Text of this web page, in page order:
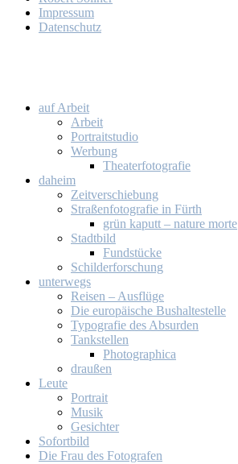
Im­pres­sum
Da­ten­schutz
auf Ar­beit
Ar­beit
Por­trait­stu­dio
Wer­bung
Thea­ter­fo­to­gra­fie
da­heim
Zeit­ver­schie­bung
Stra­ßen­fo­to­gra­fie in Fürth
grün ka­putt – na­tu­re mor­te
Stadt­bild
Fund­stü­cke
Schil­der­for­schung
un­ter­wegs
Rei­sen – Aus­flü­ge
Die eu­ro­päi­sche Bus­hal­te­stel­le
Ty­po­gra­fie des Ab­sur­den
Tank­stel­len
Pho­to­gra­phi­ca
drau­ßen
Leu­te
Por­trait
Mu­sik
Ge­sich­ter
So­fort­bild
Die Frau des Fo­to­gra­fen